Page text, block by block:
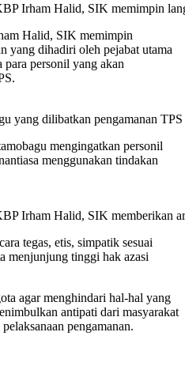
Irham Halid, SIK memimpin
Halid, SIK memimpin
yang dihadiri oleh pejabat utama
para personil yang akan
yang dilibatkan pengamanan TPS
mengingatkan personil
menggunakan tindakan
Irham Halid, SIK memberikan
tegas, etis, simpatik sesuai
menjunjung tinggi hak azasi
agar menghindari hal-hal yang
antipati dari masyarakat
pengamanan.